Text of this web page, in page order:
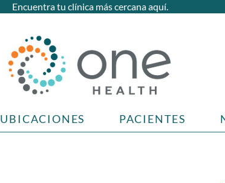
Encuentra tu clínica más cercana aquí.
UBICACIONES PACIENTES